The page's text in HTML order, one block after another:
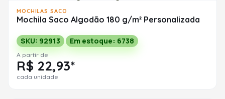
MOCHILAS SACO
Mochila Saco Algodão 180 g/m² Personalizada
SKU: 92913 Em estoque: 6738
A partir de
R$ 22,93*
cada unidade